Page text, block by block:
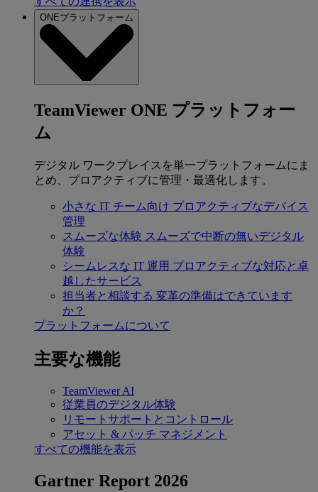
ONEプラットフォーム
TeamViewer ONE プラットフォー
ム
デジタル ワークプレイスを単一プラットフォームにま
とめ、プロアクティブに管理・最適化します。
小さな IT チーム向け プロアクティブなデバイス
管理
スムーズな体験 スムーズで中断の無いデジタル
体験
シームレスな IT 運用 プロアクティブな対応と卓
越したサービス
担当者と相談する 変革の準備はできています
か？
プラットフォームについて
主要な機能
TeamViewer AI
従業員のデジタル体験
リモートサポートとコントロール
アセット & パッチ マネジメント
すべての機能を表示
Gartner Report 2026